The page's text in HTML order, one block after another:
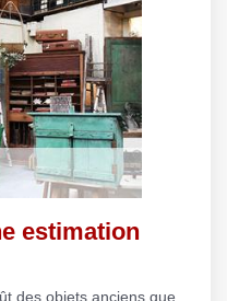
estimation
des objets anciens que